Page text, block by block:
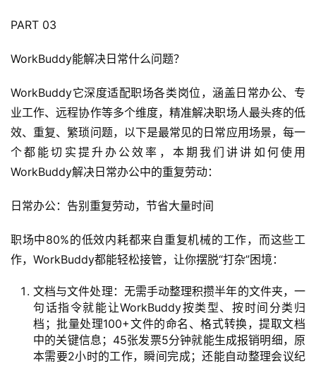
营
录
经
验
教
程
件
用
务
登录 注册
PART 03
WorkBuddy能解决日常什么问题？
WorkBuddy它深度适配职场各类岗位，涵盖日常办公、专
业工作、远程协作等多个维度，精准解决职场人最头疼的低
效、重复、繁琐问题，以下是最常见的日常应用场景，每一
个都能切实提升办公效率，本期我们讲讲如何使用
WorkBuddy解决日常办公中的重复劳动：
日常办公：告别重复劳动，节省大量时间
职场中80%的低效内耗都来自重复机械的工作，而这些工
作，WorkBuddy都能轻松接管，让你摆脱“打杂”困境：
文档与文件处理：无需手动整理积攒半年的文件夹，一
句话指令就能让WorkBuddy按类型、按时间分类归
档；批量处理100+文件的命名、格式转换，提取文档
中的关键信息；45张发票5分钟就能生成报销明细，原
本需要2小时的工作，瞬间完成；还能自动整理会议纪